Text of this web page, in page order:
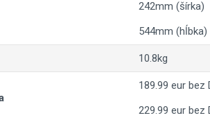
242mm (šírka)
544mm (hĺbka)
10.8kg
189.99 eur bez
229.99 eur bez